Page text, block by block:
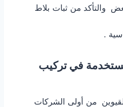
والتأكد من ثبات بلاط
.
في تركيب
من أولى الشركات